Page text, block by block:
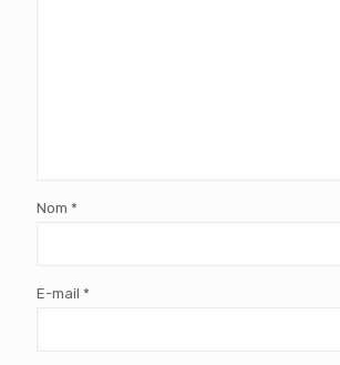
Nom *
E-mail *